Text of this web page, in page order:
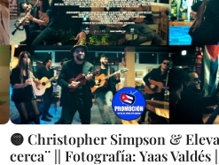
🟡 Christopher Simpson &
cerca¨ || Fotografía: Yaas